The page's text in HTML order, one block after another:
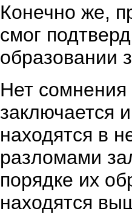
Конечно же,
смог
образовании
Нет сомнения
заключается
находятся в
разломами
порядке их
находятся